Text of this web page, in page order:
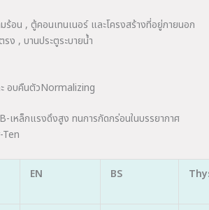
ร้อน , ตู้คอนเทนเนอร์ และโครงสร้างที่อยู่ภายนอก
ง , บานประตูระบายน้ำ
อบคืนตัวNormalizing
Ten
EN BS